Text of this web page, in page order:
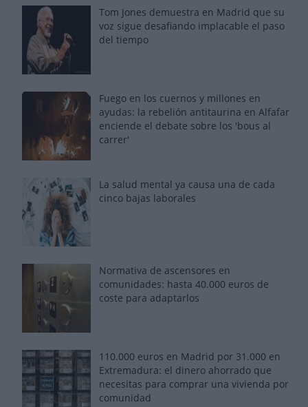
Tom Jones demuestra en Madrid que su
voz sigue desafiando implacable el paso
del tiempo
Fuego en los cuernos y millones en
ayudas: la rebelión antitaurina en Alfafar
enciende el debate sobre los 'bous al
carrer'
La salud mental ya causa una de cada
cinco bajas laborales
Normativa de ascensores en
comunidades: hasta 40.000 euros de
coste para adaptarlos
110.000 euros en Madrid por 31.000 en
Extremadura: el dinero ahorrado que
necesitas para comprar una vivienda por
comunidad